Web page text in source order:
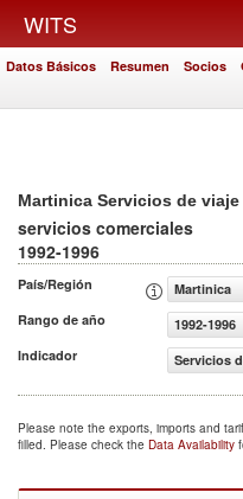
WITS
Datos Básicos Resumen Socios
Martinica Servicios de viaje
servicios comerciales
1992-1996
País/Región
Martinica
Rango de año
1992-1996
Indicador
Servicios
Please note the exports, imports and
filled. Please check the Data Availability